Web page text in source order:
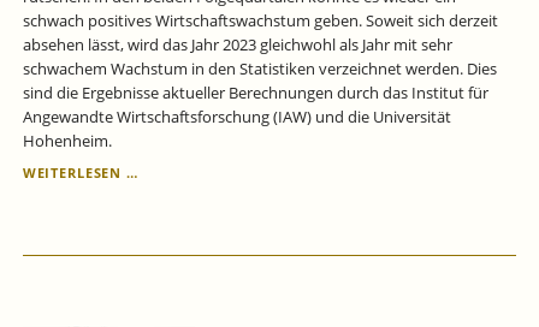
schwach positives Wirtschaftswachstum geben. Soweit sich derzeit
absehen lässt, wird das Jahr 2023 gleichwohl als Jahr mit sehr
schwachem Wachstum in den Statistiken verzeichnet werden. Dies
sind die Ergebnisse aktueller Berechnungen durch das Institut für
Angewandte Wirtschaftsforschung (IAW) und die Universität
Hohenheim.
WEITERLESEN …
WIRTSCHAFTSWACHSTUM